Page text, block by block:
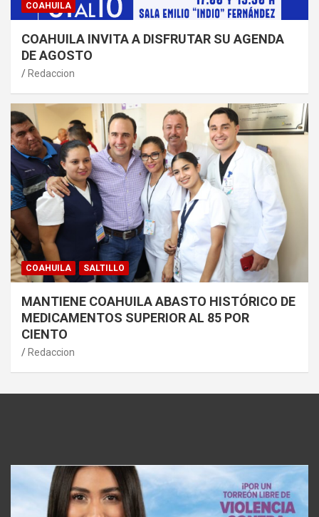
COAHUILA
COAHUILA INVITA A DISFRUTAR SU AGENDA
DE AGOSTO
Redaccion
COAHUILA SALTILLO
MANTIENE COAHUILA ABASTO HISTÓRICO DE
MEDICAMENTOS SUPERIOR AL 85 POR
CIENTO
Redaccion